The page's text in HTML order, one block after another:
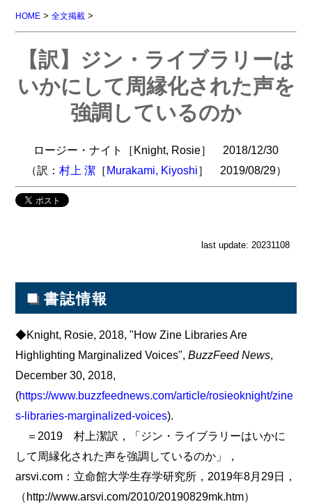
HOME >全文掲載 >
【訳】ジン・ライブラリーは
いかにして周縁化された声を
強調しているのか
ロージー・ナイト［Knight, Rosie］ 2018/12/30
（訳： 村上 潔［Murakami, Kiyoshi］ 2019/08/29）
last update: 20231108
■ 書誌情報
◆Knight, Rosie, 2018, "How Zine Libraries Are
Highlighting Marginalized Voices",BuzzFeed News,
December 30, 2018,
(https://www.buzzfeednews.com/article/rosieoknight/zine
s-libraries-marginalized-voices).
＝2019 村上潔訳，「ジン・ライブラリーはいかに
して周縁化された声を強調しているのか」，
arsvi.com：立命館大学生存学研究所，2019年8月29日，
（http://www.arsvi.com/2010/20190829mk.htm）